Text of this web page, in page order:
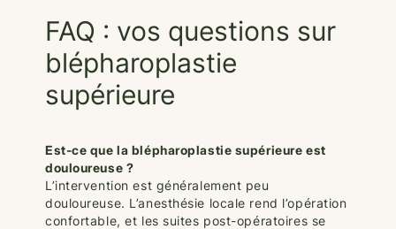
FAQ : vos questions sur
blépharoplastie
supérieure
Est-ce que la blépharoplastie supérieure est
douloureuse ?
L’intervention est généralement peu
douloureuse. L’anesthésie locale rend l’opération
confortable, et les suites post-opératoires se